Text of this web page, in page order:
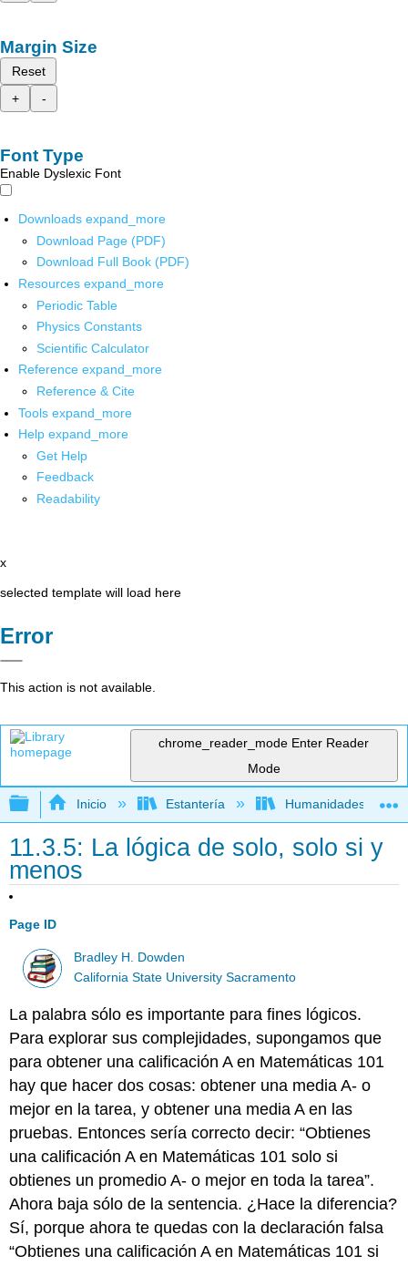
Margin Size
Reset
+
-
Font Type
Enable Dyslexic Font
Downloads expand_more
Download Page (PDF)
Download Full Book (PDF)
Resources expand_more
Periodic Table
Physics Constants
Scientific Calculator
Reference expand_more
Reference & Cite
Tools expand_more
Help expand_more
Get Help
Feedback
Readability
x
selected template will load here
Error
This action is not available.
chrome_reader_mode Enter Reader
Mode
Expandir/contraer jerarquía global
Inicio Estantería Humanidades
11.3.5: La lógica de solo, solo si y
menos
Page ID
Bradley H. Dowden
California State University Sacramento
La palabra sólo es importante para fines lógicos.
Para explorar sus complejidades, supongamos que
para obtener una calificación A en Matemáticas 101
hay que hacer dos cosas: obtener una media A- o
mejor en la tarea, y obtener una media A en las
pruebas. Entonces sería correcto decir: “Obtienes
una calificación A en Matemáticas 101 solo si
obtienes un promedio A- o mejor en toda la tarea”.
Ahora baja sólo de la sentencia. ¿Hace la diferencia?
Sí, porque ahora te quedas con la declaración falsa
“Obtienes una calificación A en Matemáticas 101 si